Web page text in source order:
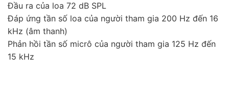
Đầu ra của loa 72 dB SPL
Đáp ứng tần số loa của người tham gia 200 Hz đến 16
kHz (âm thanh)
Phản hồi tần số micrô của người tham gia 125 Hz đến
15 kHz